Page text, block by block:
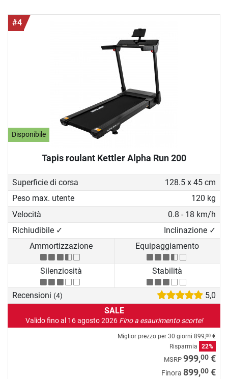
#4
Disponibile
Tapis roulant Kettler Alpha Run 200
Superficie di corsa
128.5 x 45 cm
Peso max. utente
120 kg
Velocità
0.8 - 18 km/h
Richiudibile ✓
Inclinazione ✓
Ammortizzazione
Equipaggiamento
Silenziosità Stabilità
Recensioni (4)
5,0
SALE
Valido fino al 16 agosto 2026 Fino a esaurimento scorte!
Miglior prezzo per 30 giorni 899,00 €
Risparmia
22%
MSRP 999,00 €
Finora 899,00 €